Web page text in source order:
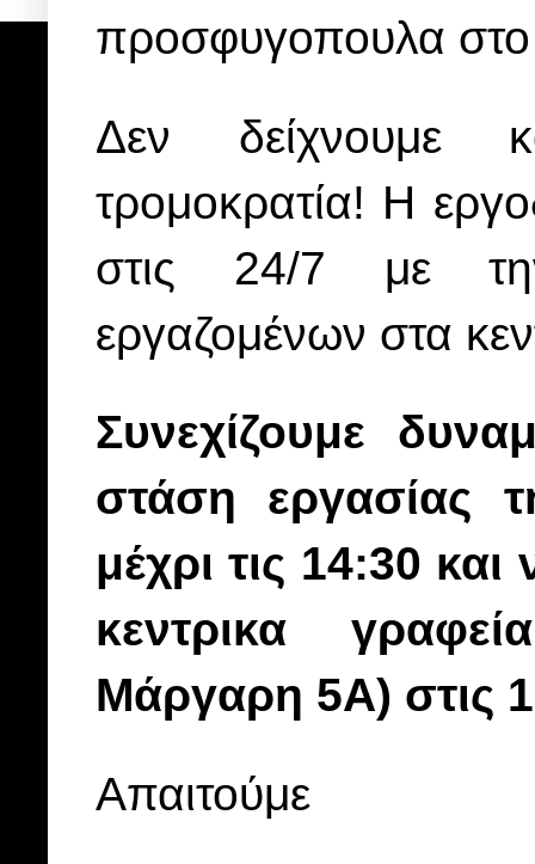
προσφυγοπουλα στο
Δεν δείχνουμε
τρομοκρατία! Η
στις 24/7 με
εργαζομένων στα
Συνεχίζουμε
στάση εργασίας
μέχρι τις 14:30
κεντρικα
Μάργαρη 5Α) στις
Απαιτούμε